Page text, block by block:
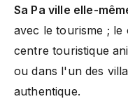
Sa Pa ville elle-
avec le tourisme ; le
centre touristique
ou dans l'un des
authentique.